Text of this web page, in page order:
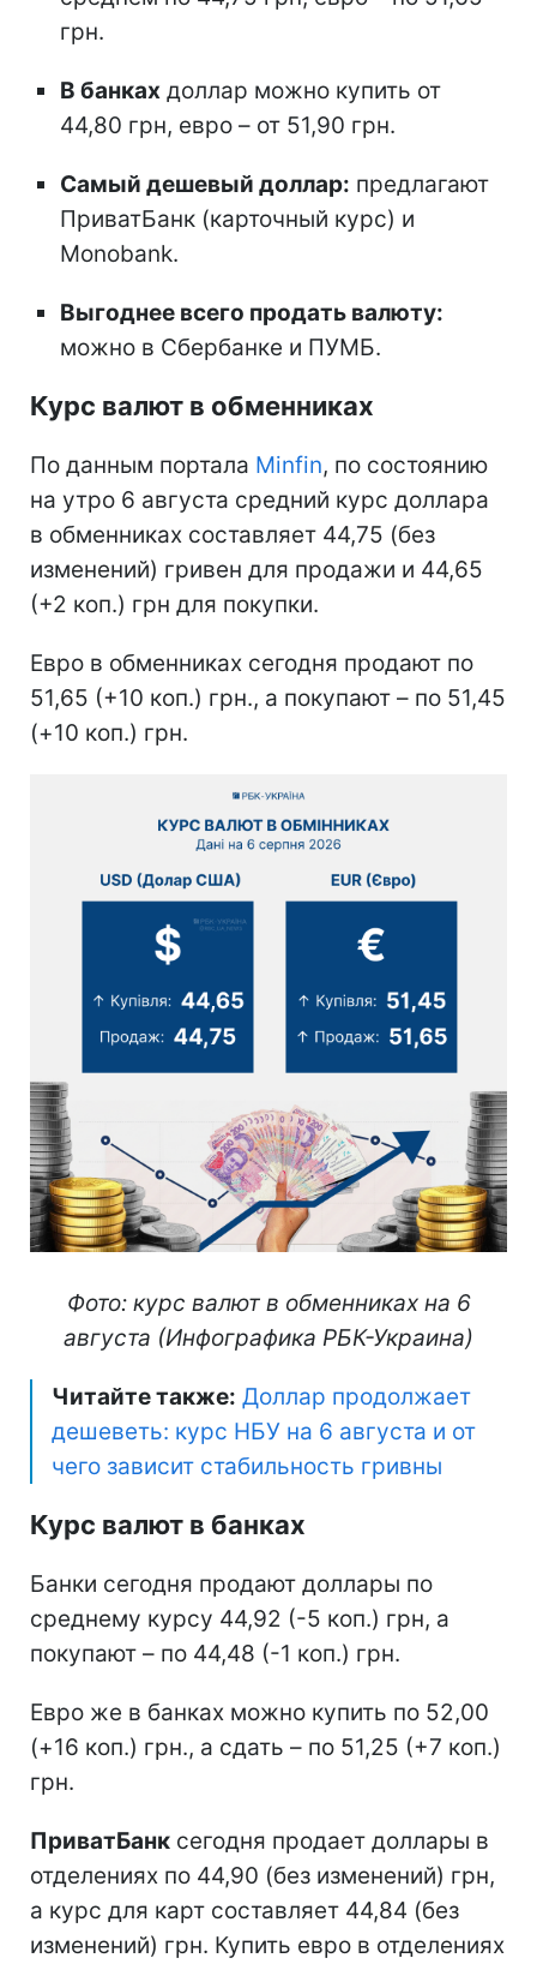
грн.
В банках доллар можно купить от
44,80 грн, евро – от 51,90 грн.
Самый дешевый доллар: предлагают
ПриватБанк (карточный курс) и
Monobank.
Выгоднее всего продать валюту:
можно в Сбербанке и ПУМБ.
Курс валют в обменниках
По данным портала Minfin, по состоянию
на утро 6 августа средний курс доллара
в обменниках составляет 44,75 (без
изменений) гривен для продажи и 44,65
(+2 коп.) грн для покупки.
Евро в обменниках сегодня продают по
51,65 (+10 коп.) грн., а покупают – по 51,45
(+10 коп.) грн.
Фото: курс валют в обменниках на 6
августа (Инфографика РБК-Украина)
Читайте также: Доллар продолжает
дешеветь: курс НБУ на 6 августа и от
чего зависит стабильность гривны
Курс валют в банках
Банки сегодня продают доллары по
среднему курсу 44,92 (-5 коп.) грн, а
покупают – по 44,48 (-1 коп.) грн.
Евро же в банках можно купить по 52,00
(+16 коп.) грн., а сдать – по 51,25 (+7 коп.)
грн.
ПриватБанк сегодня продает доллары в
отделениях по 44,90 (без изменений) грн,
а курс для карт составляет 44,84 (без
изменений) грн. Купить евро в отделениях